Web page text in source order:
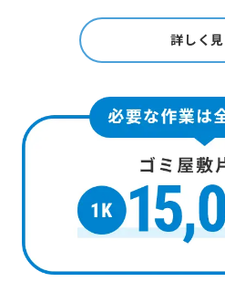
詳しく